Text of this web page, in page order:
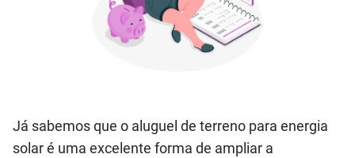
Já sabemos que o aluguel de terreno para energia
solar é uma excelente forma de ampliar a